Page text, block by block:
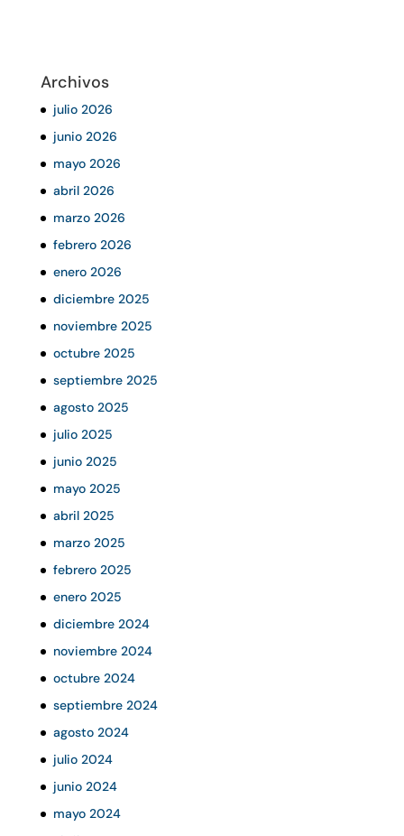
Archivos
julio 2026
junio 2026
mayo 2026
abril 2026
marzo 2026
febrero 2026
enero 2026
diciembre 2025
noviembre 2025
octubre 2025
septiembre 2025
agosto 2025
julio 2025
junio 2025
mayo 2025
abril 2025
marzo 2025
febrero 2025
enero 2025
diciembre 2024
noviembre 2024
octubre 2024
septiembre 2024
agosto 2024
julio 2024
junio 2024
mayo 2024